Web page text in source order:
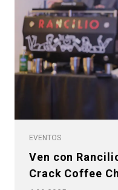
EVENTOS
Ven con
Crack Coffee
Política de Privacidad